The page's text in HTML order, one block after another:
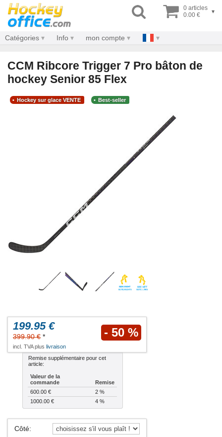
0 articles
0.00 €
▾
Catégories Info mon compte
CCM Ribcore Trigger 7 Pro bâton de
hockey Senior 85 Flex
Hockey sur glace VENTE Best-seller
199.95 €
399.90 € * - 50 %
incl. TVA plus livraison
Remise supplémentaire pour cet
article:
Valeur de la
commande
Remise
600.00 €
2 %
1000.00 €
4 %
Côté: